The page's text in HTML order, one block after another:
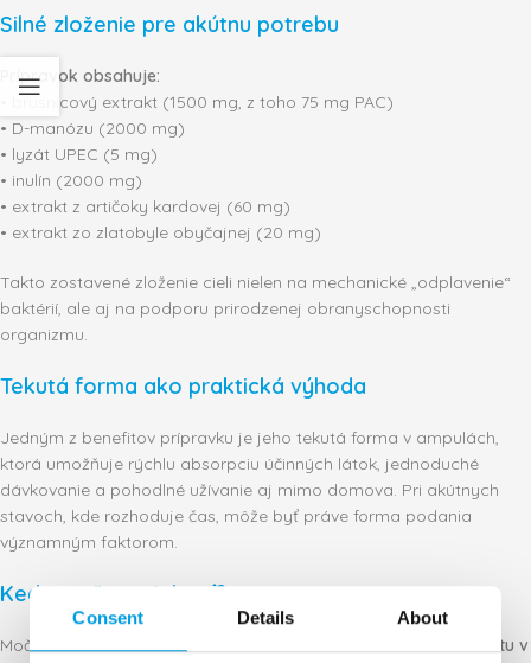
Consent Details About
Silné zloženie pre akútnu potrebu
Prípravok obsahuje:
• brusnicový extrakt (1500 mg, z toho 75 mg PAC)
• D-manózu (2000 mg)
• lyzát UPEC (5 mg)
• inulín (2000 mg)
• extrakt z artičoky kardovej (60 mg)
• extrakt zo zlatobyle obyčajnej (20 mg)
Takto zostavené zloženie cieli nielen na mechanické „odplavenie“
baktérií, ale aj na podporu prirodzenej obranyschopnosti
organizmu.
Tekutá forma ako praktická výhoda
Jedným z benefitov prípravku je jeho tekutá forma v ampulách,
ktorá umožňuje rýchlu absorpciu účinných látok, jednoduché
dávkovanie a pohodlné užívanie aj mimo domova. Pri akútnych
stavoch, kde rozhoduje čas, môže byť práve forma podania
významným faktorom.
Kedy po ňom siahnuť?
Močové cesty akut sú vhodné
pri prvých príznakoch diskomfortu v